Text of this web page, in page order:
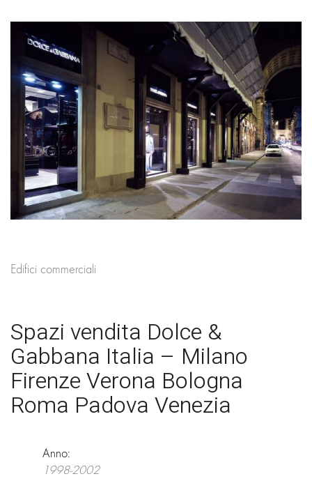
Edifici commerciali
Spazi vendita Dolce &
Gabbana Italia – Milano
Firenze Verona Bologna
Roma Padova Venezia
Anno:
1998-2002